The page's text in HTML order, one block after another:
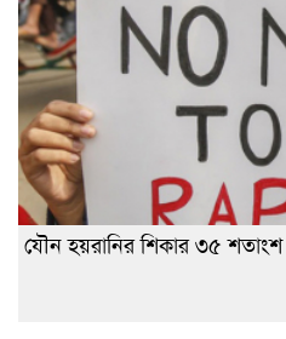
যৌন হয়রানির শিকার ৩৫ শতাংশ